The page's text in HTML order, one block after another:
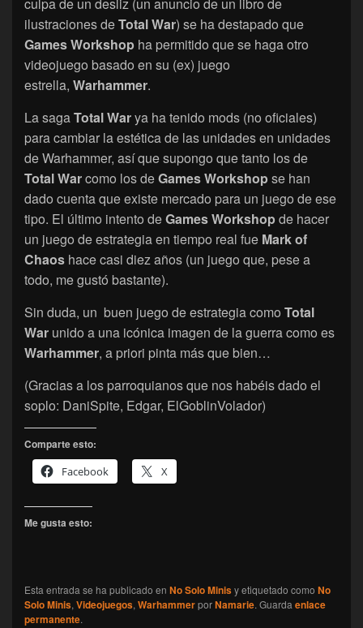
culpa de un desliz (un anuncio de un libro de
ilustraciones deTotal War) se ha destapado que
Games Workshop ha permitido que se haga otro
videojuego basado en su (ex) juego
estrella, Warhammer.
La sagaTotal Warya ha tenido mods (no oficiales)
para cambiar la estética de las unidades en unidades
de Warhammer, así que supongo que tanto los de
Total Warcomo los deGames Workshopse han
dado cuenta que existe mercado para un juego de ese
tipo. El último intento deGames Workshopde hacer
un juego de estrategia en tiempo real fue Mark of
Chaos hace casi diez años (un juego que, pese a
todo, me gustó bastante).
Sin duda, un buen juego de estrategia como Total
War unido a una icónica imagen de la guerra como es
Warhammer, a priori pinta más que bien…
(Gracias a los parroquianos que nos habéis dado el
soplo: DaniSpite, Edgar, ElGoblinVolador)
Comparte esto:
Facebook
X
Me gusta esto:
Esta entrada se ha publicado en No Solo Minisy etiquetado como No
Solo Minis, Videojuegos, WarhammerporNamarie. Guarda enlace
permanente.